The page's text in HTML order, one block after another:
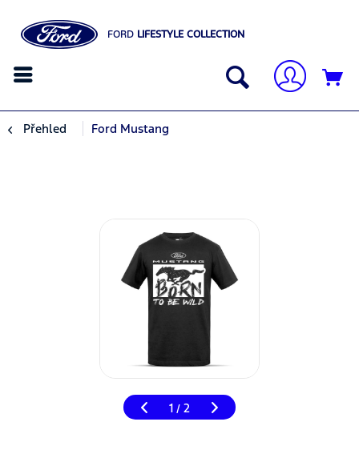
FORD LIFESTYLE COLLECTION
Přehled Ford Mustang
1 / 2